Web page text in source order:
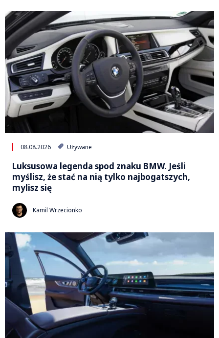
08.08.2026 Używane
Luksusowa legenda spod znaku BMW. Jeśli
myślisz, że stać na nią tylko najbogatszych,
mylisz się
Kamil Wrzecionko